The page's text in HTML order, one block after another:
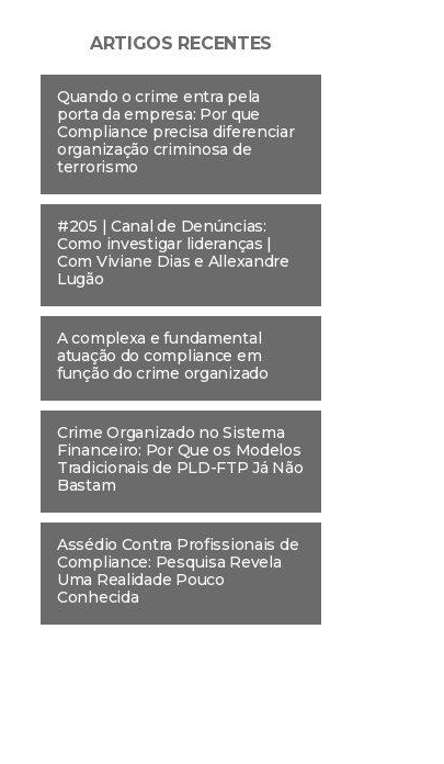
ARTIGOS RECENTES
Quando o crime entra pela
porta da empresa: Por que
Compliance precisa diferenciar
organização criminosa de
terrorismo
#205 | Canal de Denúncias:
Como investigar lideranças |
Com Viviane Dias e Allexandre
Lugão
A complexa e fundamental
atuação do compliance em
função do crime organizado
Crime Organizado no Sistema
Financeiro: Por Que os Modelos
Tradicionais de PLD-FTP Já Não
Bastam
Assédio Contra Profissionais de
Compliance: Pesquisa Revela
Uma Realidade Pouco
Conhecida